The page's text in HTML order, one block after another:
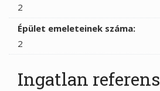
2
Épület emeleteinek száma:
2
Ingatlan referens